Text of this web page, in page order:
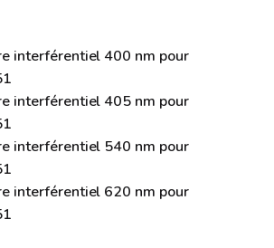
interférentiel 400 nm pour
interférentiel 405 nm pour
interférentiel 540 nm pour
interférentiel 620 nm pour